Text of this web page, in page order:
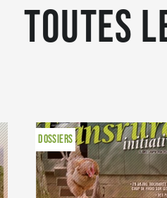
Toutes
DOSSIERS